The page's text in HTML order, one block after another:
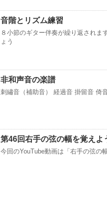
音階とリズム練習
８小節のギター伴奏が繰り返されま
ょう
非和声音の楽譜
刺繡音（補助音） 経過音 掛留音 倚
第46回右手の弦の幅を覚えよ
今回のYouTube動画は「右手の弦の